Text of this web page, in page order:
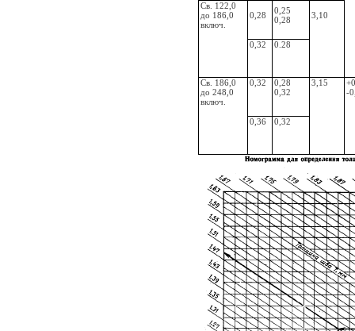
Св. 122,0
до 186,0
включ.
0,28
0,25
0,28
3,10
0,32 0.28
Св. 186,0
до 248,0
включ.
0,32
0,28
0,32
3,15
-
0,36 0,32